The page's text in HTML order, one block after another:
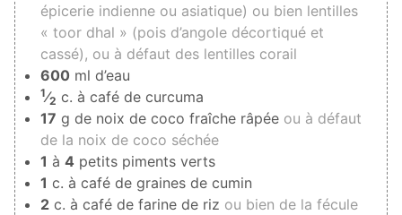
épicerie indienne ou asiatique) ou bien lentilles
« toor dhal » (pois d’angole décortiqué et
cassé), ou à défaut des lentilles corail
600 ml d’eau
1⁄2 c. à café de curcuma
17 g de noix de coco fraîche râpée ou à défaut
de la noix de coco séchée
1 à 4 petits piments verts
1 c. à café de graines de cumin
2 c. à café de farine de riz ou bien de la fécule